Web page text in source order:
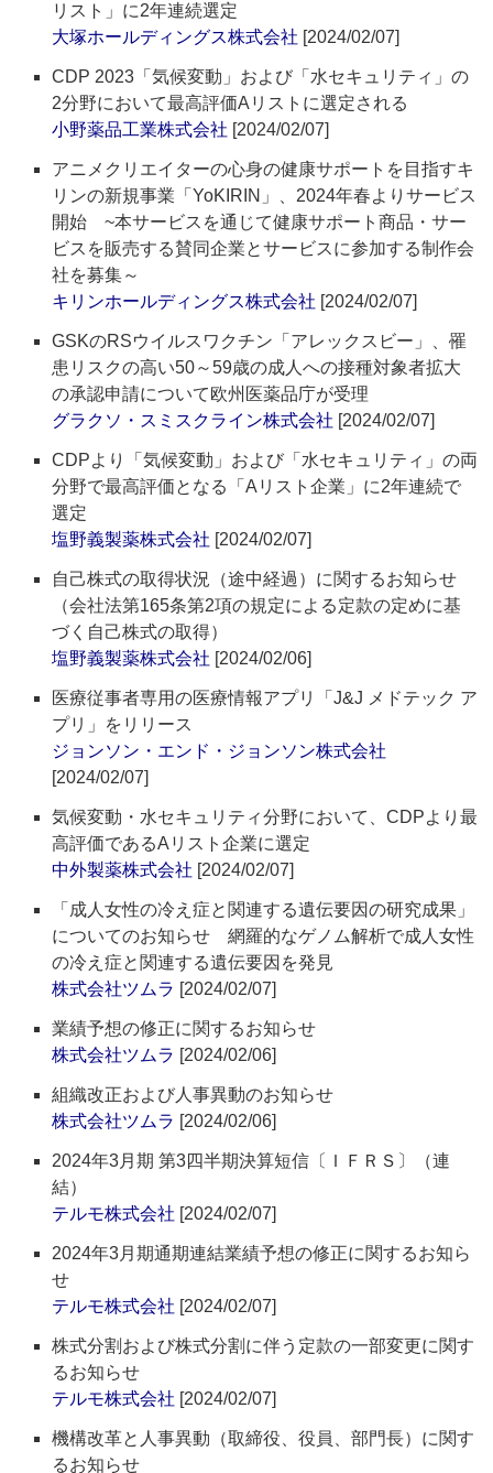
リスト」に2年連続選定
大塚ホールディングス株式会社 [2024/02/07]
CDP 2023「気候変動」および「水セキュリティ」の
2分野において最高評価Aリストに選定される
小野薬品工業株式会社 [2024/02/07]
アニメクリエイターの心身の健康サポートを目指すキ
リンの新規事業「YoKIRIN」、2024年春よりサービス
開始 ~本サービスを通じて健康サポート商品・サー
ビスを販売する賛同企業とサービスに参加する制作会
社を募集～
キリンホールディングス株式会社 [2024/02/07]
GSKのRSウイルスワクチン「アレックスビー」、罹
患リスクの高い50～59歳の成人への接種対象者拡大
の承認申請について欧州医薬品庁が受理
グラクソ・スミスクライン株式会社 [2024/02/07]
CDPより「気候変動」および「水セキュリティ」の両
分野で最高評価となる「Aリスト企業」に2年連続で
選定
塩野義製薬株式会社 [2024/02/07]
自己株式の取得状況（途中経過）に関するお知らせ
（会社法第165条第2項の規定による定款の定めに基
づく自己株式の取得）
塩野義製薬株式会社 [2024/02/06]
医療従事者専用の医療情報アプリ「J&J メドテック ア
プリ」をリリース
ジョンソン・エンド・ジョンソン株式会社
[2024/02/07]
気候変動・水セキュリティ分野において、CDPより最
高評価であるAリスト企業に選定
中外製薬株式会社 [2024/02/07]
「成人女性の冷え症と関連する遺伝要因の研究成果」
についてのお知らせ 網羅的なゲノム解析で成人女性
の冷え症と関連する遺伝要因を発見
株式会社ツムラ [2024/02/07]
業績予想の修正に関するお知らせ
株式会社ツムラ [2024/02/06]
組織改正および人事異動のお知らせ
株式会社ツムラ [2024/02/06]
2024年3月期 第3四半期決算短信〔ＩＦＲＳ〕（連
結）
テルモ株式会社 [2024/02/07]
2024年3月期通期連結業績予想の修正に関するお知ら
せ
テルモ株式会社 [2024/02/07]
株式分割および株式分割に伴う定款の一部変更に関す
るお知らせ
テルモ株式会社 [2024/02/07]
機構改革と人事異動（取締役、役員、部門長）に関す
るお知らせ